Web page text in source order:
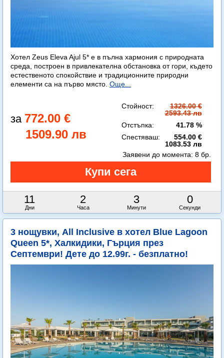
Хотел Zeus Eleva Ajul 5* е в пълна хармония с природната
среда, построен в привлекателна обстановка от гори, където
естественото спокойствие и традиционните природни
елементи са на първо място. Още...
772.00 €
1509.90 лв
Стойност:
1326.00 €
2593.43 лв
Отстъпка:
41.78 %
Спестяваш:
554.00 €
1083.53 лв
11
Дни
2
Часа
2
Минути
59
Секунди
Заявени до момента: 8 бр.
3 нощувки, All Inclusive в хотел Blue Lagoon
Queen 5*, Халкидики, Гърция през
Септември! Дете до 12.99г. - безплатно!